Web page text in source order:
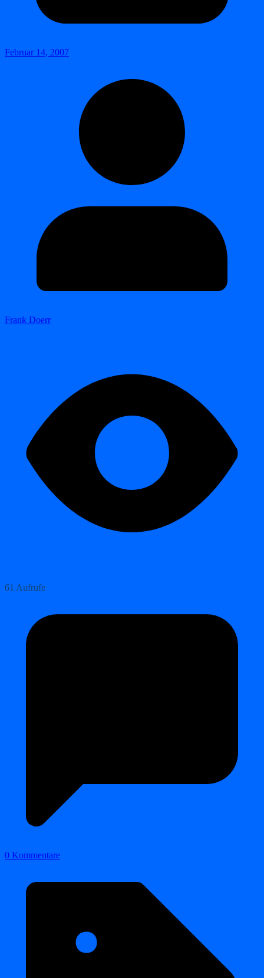
Februar 14, 2007
Frank Doerr
61 Aufrufe
0 Kommentare